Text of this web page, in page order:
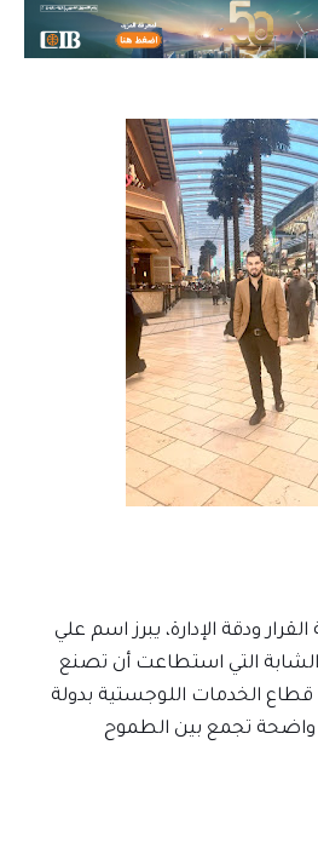
ودقة الإدارة، يبرز اسم علي
الشابة التي استطاعت أن تصنع
الخدمات اللوجستية بدولة
واضحة تجمع بين الطموح